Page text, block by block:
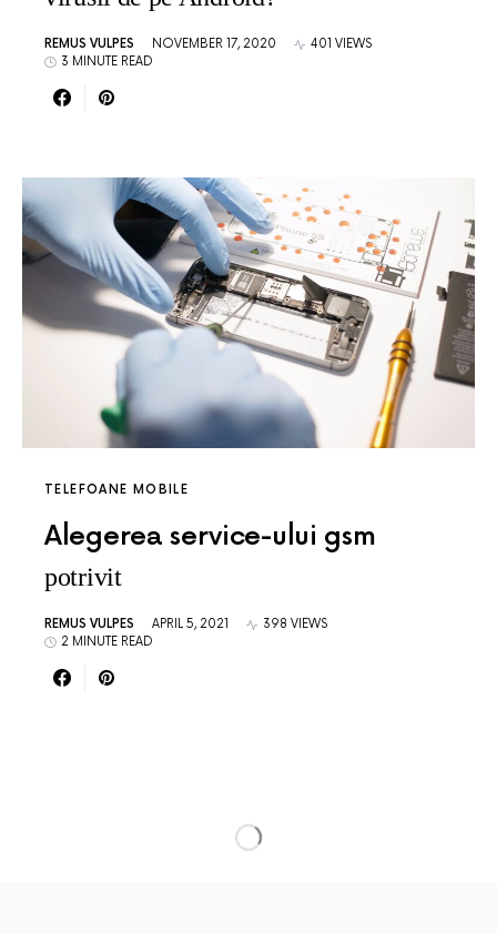
REMUS VULPES NOVEMBER 17, 2020
401 VIEWS
3 MINUTE READ
TELEFOANE MOBILE
Alegerea service-ului gsm
potrivit
REMUS VULPES APRIL 5, 2021
398 VIEWS
2 MINUTE READ